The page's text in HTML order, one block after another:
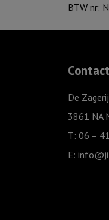
BTW nr:
Contact
De
3861 NA
T: 06 –
E: